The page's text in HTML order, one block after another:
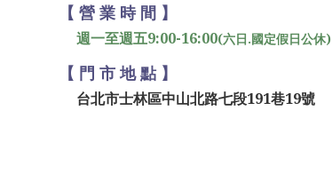
【 營 業 時 間 】
週一至週五9:00-16:00(六日.國定假日公休)
【 門 市 地 點 】
台北市士林區中山北路七段191巷19號